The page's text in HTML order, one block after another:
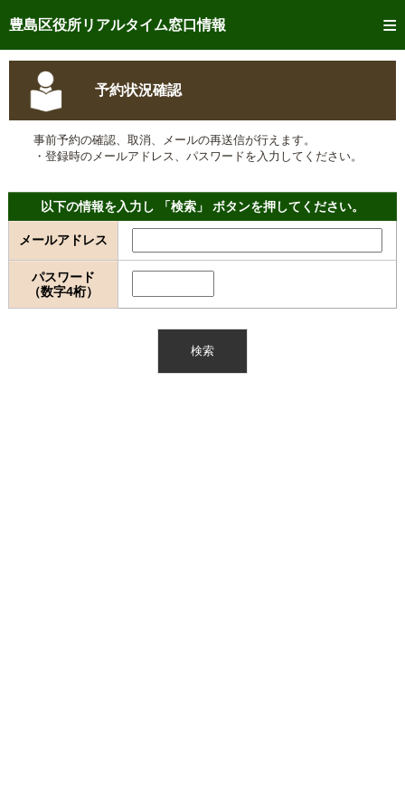
豊島区役所リアルタイム窓口情報
トップページへ
ご利用方法
予約状況確認
リアルタイム交付状況確認
メール通知登録
混雑予想カレンダー
予約状況確認
事前予約の確認、取消、メールの再送信が行えます。
・登録時のメールアドレス、パスワードを入力してください。
以下の情報を入力し 「検索」 ボタンを押してください。
メールアドレス
パスワード
（数字4桁）